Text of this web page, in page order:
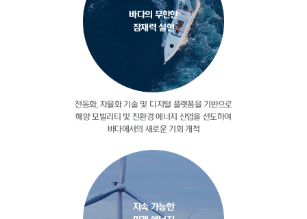
바다의 무한한
잠재력 실현
전동화, 자율화 기술 및 디지털 플랫폼을 기반으로
해양 모빌리티 및 친환경 에너지 산업을 선도하여
바다에서의 새로운 기회 개척
지속 가능한